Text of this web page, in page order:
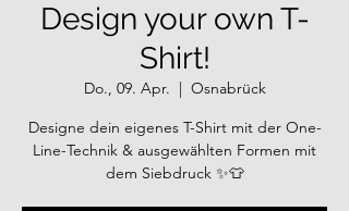
Design your own T-
Shirt!
Do., 09. Apr.
  |
Osnabrück
Designe dein eigenes T-Shirt mit der One-
Line-Technik & ausgewählten Formen mit
dem Siebdruck ✨👕